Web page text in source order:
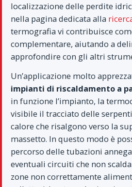
localizzazione delle perdite
nella pagina dedicata alla
termografia vi contribuisce
complementare, aiutando a
approfondire con gli altri
Un’applicazione molto
impianti di riscaldamento a
in funzione l’impianto, la
visibile il tracciato delle
calore che risalgono verso la
massetto. In questo modo è
percorso delle tubazioni
eventuali circuiti che non
zone non correttamente